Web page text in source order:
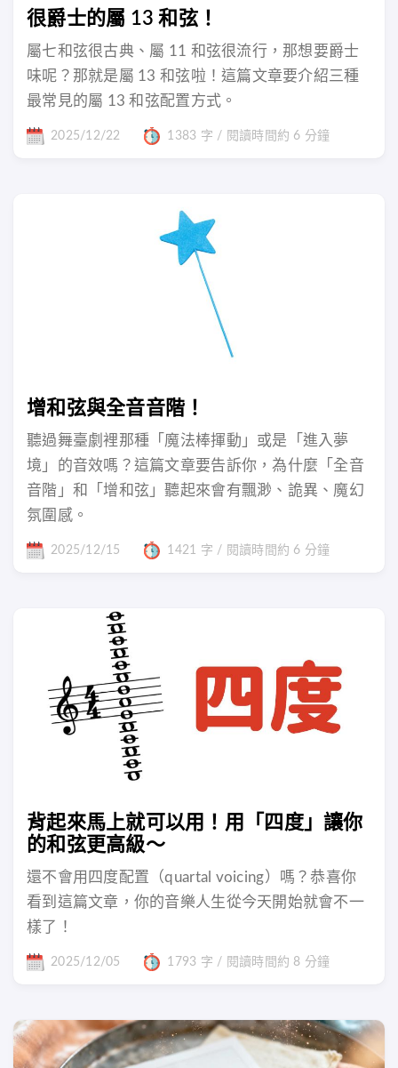
很爵士的屬 13 和弦！
屬七和弦很古典、屬 11 和弦很流行，那想要爵士
味呢？那就是屬 13 和弦啦！這篇文章要介紹三種
最常見的屬 13 和弦配置方式。
2025/12/22 1383 字 / 閱讀時間約 6 分鐘
增和弦與全音音階！
聽過舞臺劇裡那種「魔法棒揮動」或是「進入夢
境」的音效嗎？這篇文章要告訴你，為什麼「全音
音階」和「增和弦」聽起來會有飄渺、詭異、魔幻
氛圍感。
2025/12/15 1421 字 / 閱讀時間約 6 分鐘
背起來馬上就可以用！用「四度」讓你
的和弦更高級～
還不會用四度配置（quartal voicing）嗎？恭喜你
看到這篇文章，你的音樂人生從今天開始就會不一
樣了！
2025/12/05 1793 字 / 閱讀時間約 8 分鐘